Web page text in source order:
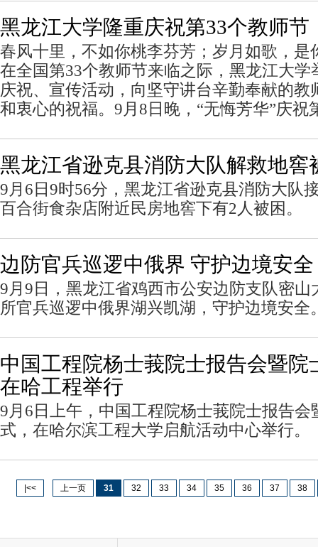
黑龙江大学隆重庆祝第33个教师节
春风十里，不如你桃李芬芳；岁月如歌，是
在全国第33个教师节来临之际，黑龙江大学
庆祝、宣传活动，向坚守讲台辛勤奉献的教
和衷心的祝福。9月8日晚，“无悔芳华”庆祝
黑龙江省逊克县消防大队解救地窖
9月6日9时56分，黑龙江省逊克县消防大队
百合街食杂店附近民房地窖下有2人被困。
边防官兵巡逻中俄界 守护边境安全
9月9日，黑龙江省鸡西市公安边防支队密山
所官兵巡逻中俄界湖兴凯湖，守护边境安全
中国工程院杨士莪院士报告会暨院
在哈工程举行
9月6日上午，中国工程院杨士莪院士报告会
式，在哈尔滨工程大学启航活动中心举行。
|<< 上一页 31 32 33 34 35 36 37 38